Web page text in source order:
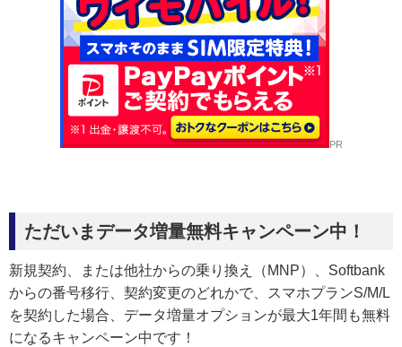
PR
ただいまデータ増量無料キャンペーン中！
新規契約、または他社からの乗り換え（MNP）、Softbank
からの番号移行、契約変更のどれかで、スマホプランS/M/L
を契約した場合、データ増量オプションが最大1年間も無料
になるキャンペーン中です！